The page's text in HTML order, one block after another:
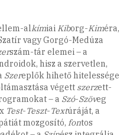
alkímiai Kiborg-Kiméra,
vagy Gorgó-Medúza
szám-tár elemei – a
hisz a szervetlen,
Szereplők hihető hitelessége
végett szerzett-
– a Szó-Szöveg
Test-Teszt-Textúráját, a
mozgosító,fontos